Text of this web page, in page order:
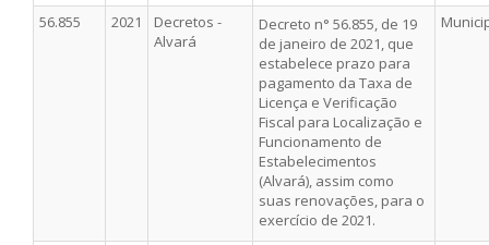
56.855 2021
Decretos -
Alvará
Decreto n° 56.855, de 19
de janeiro de 2021, que
estabelece prazo para
pagamento da Taxa de
Licença e Verificação
Fiscal para Localização e
Funcionamento de
Estabelecimentos
(Alvará), assim como
suas renovações, para o
exercício de 2021.